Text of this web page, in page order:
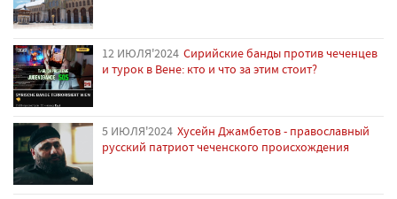
12 ИЮЛЯ'2024 Сирийские банды против чеченцев
и турок в Вене: кто и что за этим стоит?
5 ИЮЛЯ'2024 Хусейн Джамбетов - православный
русский патриот чеченского происхождения